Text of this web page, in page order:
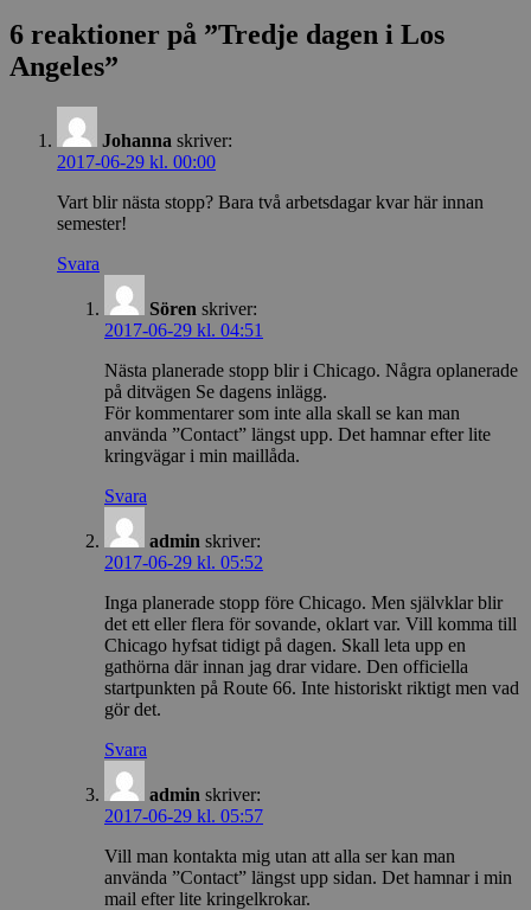
6 reaktioner på ”Tredje dagen i Los
Angeles”
Johanna skriver:
2017-06-29 kl. 00:00
Vart blir nästa stopp? Bara två arbetsdagar kvar här innan
semester!
Svara
Sören skriver:
2017-06-29 kl. 04:51
Nästa planerade stopp blir i Chicago. Några oplanerade
på ditvägen Se dagens inlägg.
För kommentarer som inte alla skall se kan man
använda ”Contact” längst upp. Det hamnar efter lite
kringvägar i min maillåda.
Svara
admin skriver:
2017-06-29 kl. 05:52
Inga planerade stopp före Chicago. Men självklar blir
det ett eller flera för sovande, oklart var. Vill komma till
Chicago hyfsat tidigt på dagen. Skall leta upp en
gathörna där innan jag drar vidare. Den officiella
startpunkten på Route 66. Inte historiskt riktigt men vad
gör det.
Svara
admin skriver:
2017-06-29 kl. 05:57
Vill man kontakta mig utan att alla ser kan man
använda ”Contact” längst upp sidan. Det hamnar i min
mail efter lite kringelkrokar.